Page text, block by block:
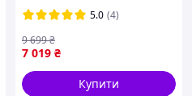
5.0 (4)
7 019 ₴
9 699₴
Купити